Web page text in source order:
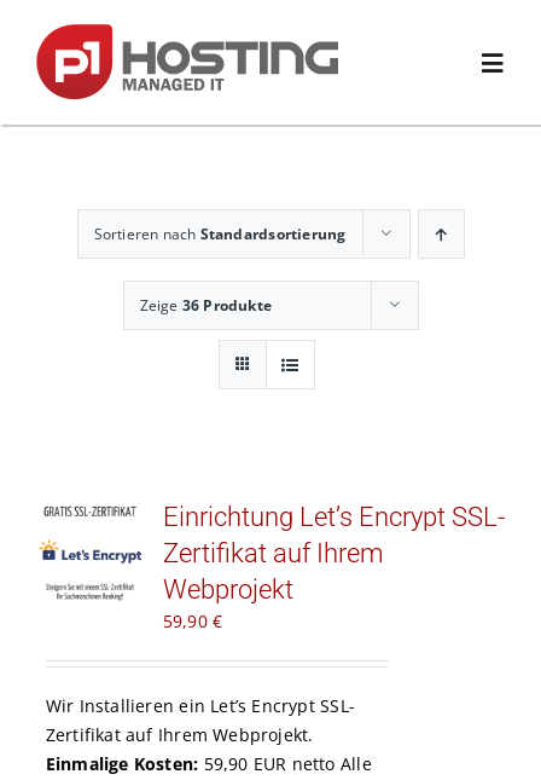
Inhalt
springen
Domain
Kontakt
Sortieren nach Standardsortierung
Zeige 36 Produkte
Einrichtung Let’s Encrypt SSL-
Zertifikat auf Ihrem
Webprojekt
59,90 €
Wir Installieren ein Let’s EncryptSSL-
Zertifikat auf Ihrem Webprojekt.
Einmalige Kosten: 59,90 EUR netto Alle